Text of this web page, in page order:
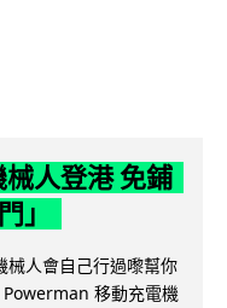
人登港 免鋪
」
械人會自己行過嚟幫你
移動充電機